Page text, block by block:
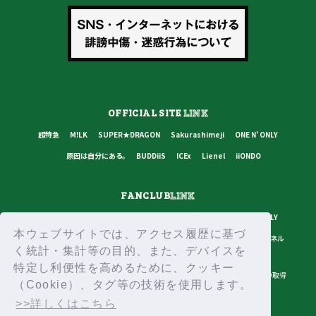
本ウェブサイトでは、アクセス履歴に基づ
く統計・集計等の目的、また、デバイスを
特定し利便性を高めるために、クッキー
（Cookie）、タグ等の技術を使用します。
>>詳しくはこちら
OFFICIAL SITELINK
超特急 M!LK SUPER★DRAGON Sakurashimeji
ONE N' ONLY
原因は自分にある。
BUDDiiS ICEx Lienel iiONDO
FANCLUBLINK
ONE N' ONLY
原因は自分にある。
BUDDiiS ICEx Lienel スターダストチャンネル
プライバシーポリシー ご利用規約 推奨環境 ヘルプ・お問い合わせ
ID取得